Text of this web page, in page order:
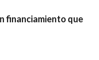
financiamiento que